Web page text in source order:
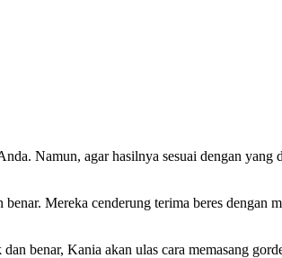
Namun, agar hasilnya sesuai dengan
Mereka cenderung terima beres dengan
benar, Kania akan ulas cara memasang